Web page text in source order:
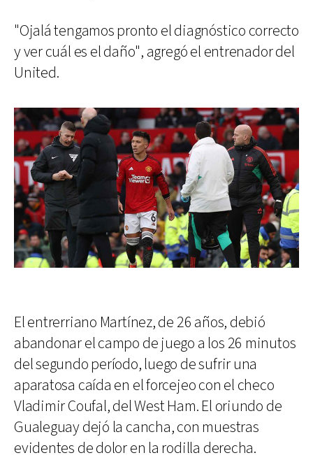
"Ojalá tengamos pronto el diagnóstico correcto
y ver cuál es el daño", agregó el entrenador del
United.
El entrerriano Martínez, de 26 años, debió
abandonar el campo de juego a los 26 minutos
del segundo período, luego de sufrir una
aparatosa caída en el forcejeo con el checo
Vladimir Coufal, del West Ham. El oriundo de
Gualeguay dejó la cancha, con muestras
evidentes de dolor en la rodilla derecha.